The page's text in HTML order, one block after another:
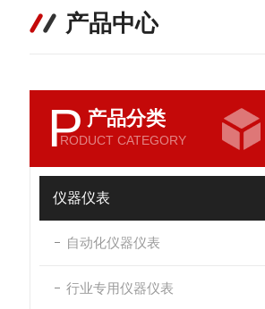
产品中心
P 产品分类
RODUCT CATEGORY
仪器仪表
自动化仪器仪表
行业专用仪器仪表